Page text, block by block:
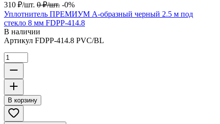
310 ₽/шт. 0 ₽/шт. -0%
Уплотнитель ПРЕМИУМ А-образный черный 2.5 м под
стекло 8 мм FDPP-414.8
В наличии
Артикул FDPP-414.8 PVC/BL
В корзину